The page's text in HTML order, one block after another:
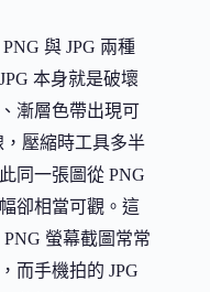
與 JPG 兩種
本身就是破壞
漸層色帶出現可
，壓縮時工具多半
同一張圖從 PNG
卻相當可觀。這
螢幕截圖常常
而手機拍的 JPG